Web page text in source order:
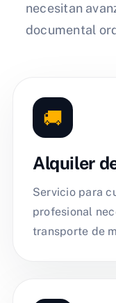
necesitan
documental
🚚
Alquiler
Servicio para
profesional
transporte de